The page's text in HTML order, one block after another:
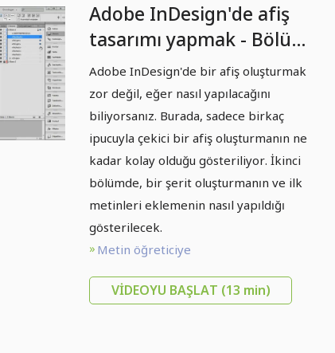
Adobe InDesign'de afiş
tasarımı yapmak - Bölüm
2: Kurdele efekti
Adobe InDesign'de bir afiş oluşturmak
zor değil, eğer nasıl yapılacağını
biliyorsanız. Burada, sadece birkaç
ipucuyla çekici bir afiş oluşturmanın ne
kadar kolay olduğu gösteriliyor. İkinci
bölümde, bir şerit oluşturmanın ve ilk
metinleri eklemenin nasıl yapıldığı
gösterilecek.
Metin öğreticiye
VIDEOYU BAŞLAT (13 min)